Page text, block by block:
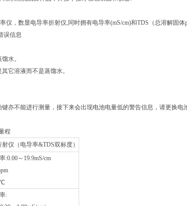
仪，数显电导率折射仪,同时拥有电导率(mS/cm)和TDS（总溶解固体
误信息
水。
它溶液而不是蒸馏水。
亦不能进行测量，接下来会出现电池电量低的警告信息，请更换
程
仪（电导率&TDS双标度）
:0.00～19.9mS/cm
: